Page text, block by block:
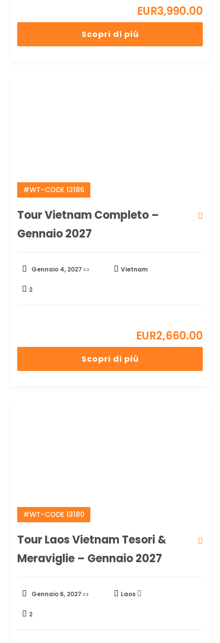
EUR3,990.00
Scopri di più
#WT-CODE 13186
Tour Vietnam Completo –
Gennaio 2027
Gennaio 4, 2027 Vietnam
2
EUR2,660.00
Scopri di più
#WT-CODE 13180
Tour Laos Vietnam Tesori &
Meraviglie – Gennaio 2027
Gennaio 6, 2027 Laos
2